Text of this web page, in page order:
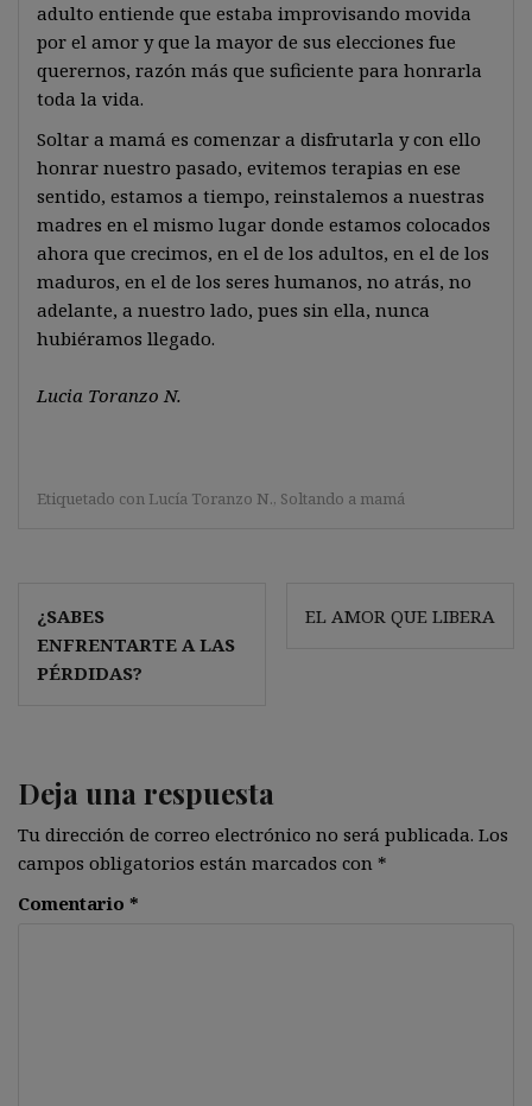
adulto entiende que estaba improvisando movida
por el amor y que la mayor de sus elecciones fue
querernos, razón más que suficiente para honrarla
toda la vida.
Soltar a mamá es comenzar a disfrutarla y con ello
honrar nuestro pasado, evitemos terapias en ese
sentido, estamos a tiempo, reinstalemos a nuestras
madres en el mismo lugar donde estamos colocados
ahora que crecimos, en el de los adultos, en el de los
maduros, en el de los seres humanos, no atrás, no
adelante, a nuestro lado, pues sin ella, nunca
hubiéramos llegado.
Lucia Toranzo N.
Etiquetado con Lucía Toranzo N., Soltando a mamá
Navegación
de
entradas
¿SABES
ENFRENTARTE A LAS
PÉRDIDAS?
EL AMOR QUE LIBERA
Deja una respuesta
Tu dirección de correo electrónico no será publicada. Los
campos obligatorios están marcados con *
Comentario *